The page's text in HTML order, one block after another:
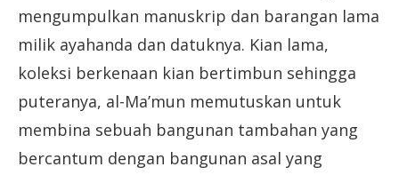
mengumpulkan manuskrip dan barangan lama
milik ayahanda dan datuknya. Kian lama,
koleksi berkenaan kian bertimbun sehingga
puteranya, al-Ma’mun memutuskan untuk
membina sebuah bangunan tambahan yang
bercantum dengan bangunan asal yang